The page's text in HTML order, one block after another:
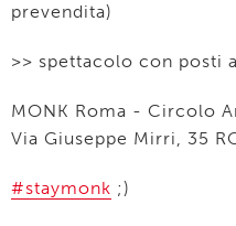
prevendita)
>> spettacolo con posti
MONK Roma - Circolo
Via Giuseppe Mirri, 35
#staymonk ;)